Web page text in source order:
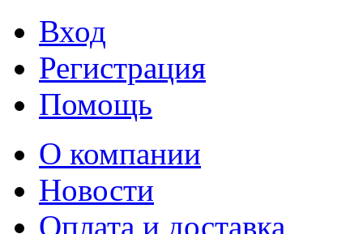
Вход
Регистрация
Помощь
О компании
Новости
Оплата и доставка